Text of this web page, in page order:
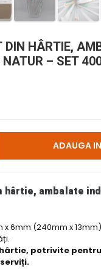
DIN HÂRTIE,
– SET
ADAUGA
hârtie, ambalate
x 6mm (240mm x
potrivite